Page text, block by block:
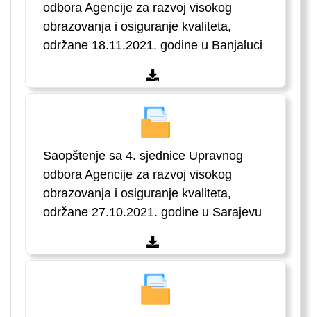
odbora Agencije za razvoj visokog
obrazovanja i osiguranje kvaliteta,
održane 18.11.2021. godine u Banjaluci
Saopštenje sa 4. sjednice Upravnog
odbora Agencije za razvoj visokog
obrazovanja i osiguranje kvaliteta,
održane 27.10.2021. godine u Sarajevu